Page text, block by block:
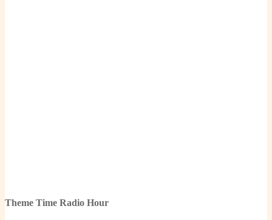
Theme Time Radio Hour